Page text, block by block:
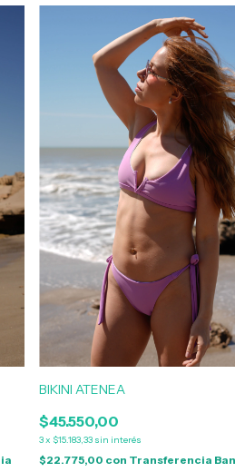
BIKINI ATENEA
$45.550,00
3x $15.183,33 sin interés
$22.775,00 con Transferencia